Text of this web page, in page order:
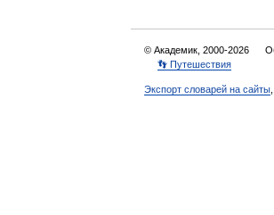
© Академик, 2000-2026
👣 Путешествия
Экспорт словарей на сайты